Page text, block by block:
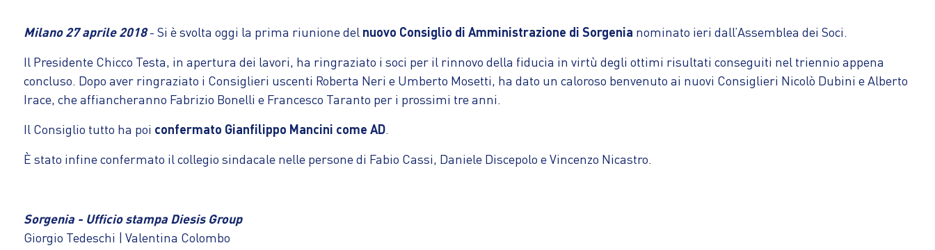
Milano 27 aprile 2018- Si è svolta oggi la prima riunione del nuovo Consiglio di Amministrazione di Sorgenia nominato ieri dall’Assemblea dei Soci.
Il Presidente Chicco Testa, in apertura dei lavori, ha ringraziato i soci per il rinnovo della fiducia in virtù degli ottimi risultati conseguiti nel triennio appena
concluso. Dopo aver ringraziato i Consiglieri uscenti Roberta Neri e Umberto Mosetti, ha dato un caloroso benvenuto ai nuovi Consiglieri Nicolò Dubini e Alberto
Irace, che affiancheranno Fabrizio Bonelli e Francesco Taranto per i prossimi tre anni.
Il Consiglio tutto ha poi confermato Gianfilippo Mancini come AD.
È stato infine confermato il collegio sindacale nelle persone di Fabio Cassi, Daniele Discepolo e Vincenzo Nicastro.
Sorgenia - Ufficio stampa Diesis Group
Giorgio Tedeschi | Valentina Colombo